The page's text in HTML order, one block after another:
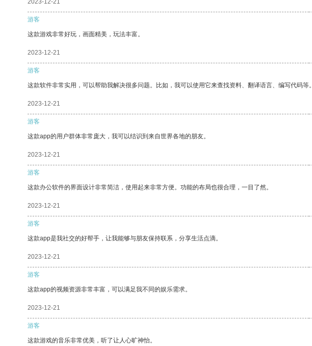
2023-12-21
游客
这款游戏非常好玩，画面精美，玩法丰富。
2023-12-21
游客
这款软件非常实用，可以帮助我解决很多问题。比如，我可以使用它来查找资料、翻译语言、编写代码等。
2023-12-21
游客
这款app的用户群体非常庞大，我可以结识到来自世界各地的朋友。
2023-12-21
游客
这款办公软件的界面设计非常简洁，使用起来非常方便。功能的布局也很合理，一目了然。
2023-12-21
游客
这款app是我社交的好帮手，让我能够与朋友保持联系，分享生活点滴。
2023-12-21
游客
这款app的视频资源非常丰富，可以满足我不同的娱乐需求。
2023-12-21
游客
这款游戏的音乐非常优美，听了让人心旷神怡。